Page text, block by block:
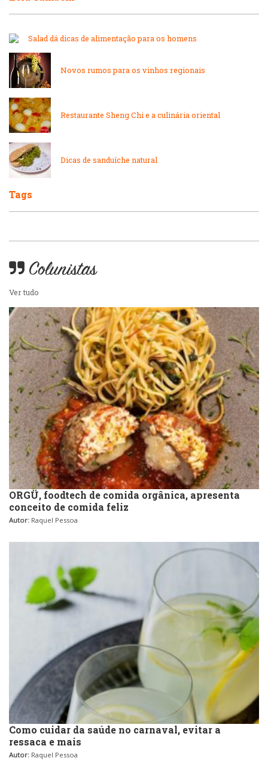
Padarias e Confeitarias
Pizzarias
Self-service
Sobremesas e sorvetes
Lanchonetes
Massas
Salad dá dicas de alimentação para os homens
Novos rumos para os vinhos regionais
Restaurante Sheng Chi e a culinária oriental
Dicas de sanduíche natural
Tags
Colunistas
Ver tudo
ORGÜ, foodtech de comida orgânica, apresenta
conceito de comida feliz
Autor: Raquel Pessoa
Como cuidar da saúde no carnaval, evitar a
ressaca e mais
Autor: Raquel Pessoa